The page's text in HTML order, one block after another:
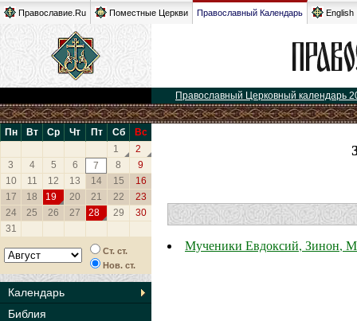
Православие.Ru Поместные Церкви Православный Календарь English
Православный Церковный календарь
Пн Вт Ср Чт Пт Сб
Вс
1
2
3
4 5 6 7 8
9
10
11 12 13 14 15
16
17
18 19 20 21 22
23
24
25 26 27 28 29
30
31
Ст. ст.
Нов. ст.
Календарь
Библия
Мученики Евдоксий, Зинон,